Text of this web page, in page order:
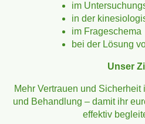
im
in der
im Frageschema
bei der Lösung
Unser
Mehr Vertrauen und Sicherheit
und Behandlung – damit ihr
effektiv